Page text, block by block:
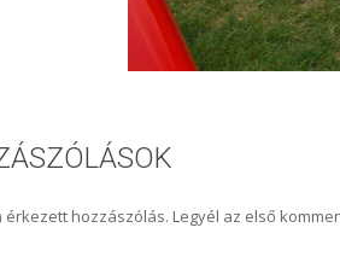
érkezett hozzászólás. Legyél az első